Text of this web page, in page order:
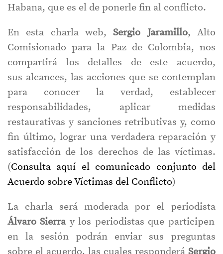
Habana, que es el de ponerle fin al conflicto.
En esta charla web,Sergio Jaramillo, Alto
Comisionado para la Paz de Colombia, nos
compartirá los detalles de este acuerdo,
sus alcances, las acciones que se contemplan
para conocer la verdad, establecer
responsabilidades, aplicar medidas
restaurativas y sanciones retributivas y, como
fin último, lograr una verdadera reparación y
satisfacción de los derechos de las víctimas.
(Consulta aquí el comunicado conjunto del
Acuerdo sobre Víctimas del Conflicto)
La charla será moderada por el periodista
Álvaro Sierray los periodistas que participen
en la sesión podrán enviar sus preguntas